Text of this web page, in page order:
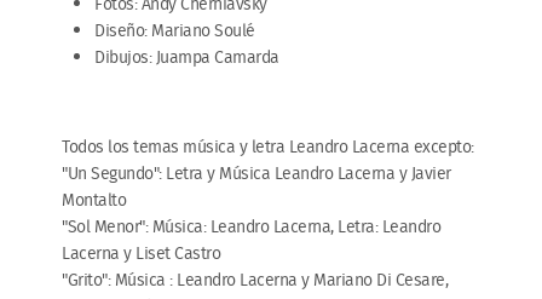
Diseño: Mariano Soulé
Dibujos: Juampa Camarda
Todos los temas música y letra Leandro Lacerna excepto:
"Un Segundo": Letra y Música Leandro Lacerna y Javier
Montalto
"Sol Menor": Música: Leandro Lacerna, Letra: Leandro
Lacerna y Liset Castro
"Grito": Música : Leandro Lacerna y Mariano Di Cesare,